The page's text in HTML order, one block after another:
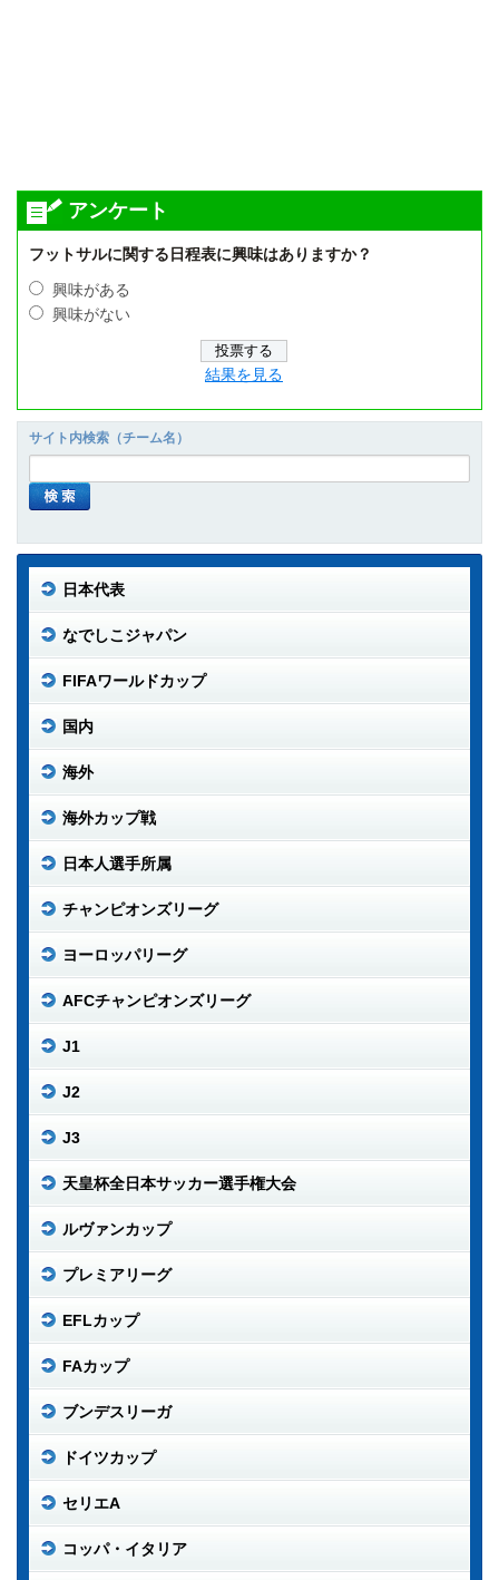
アンケート
フットサルに関する日程表に興味はありますか？
興味がある
興味がない
結果を見る
サイト内検索（チーム名）
日本代表
なでしこジャパン
FIFAワールドカップ
国内
海外
海外カップ戦
日本人選手所属
チャンピオンズリーグ
ヨーロッパリーグ
AFCチャンピオンズリーグ
J1
J2
J3
天皇杯全日本サッカー選手権大会
ルヴァンカップ
プレミアリーグ
EFLカップ
FAカップ
ブンデスリーガ
ドイツカップ
セリエA
コッパ・イタリア